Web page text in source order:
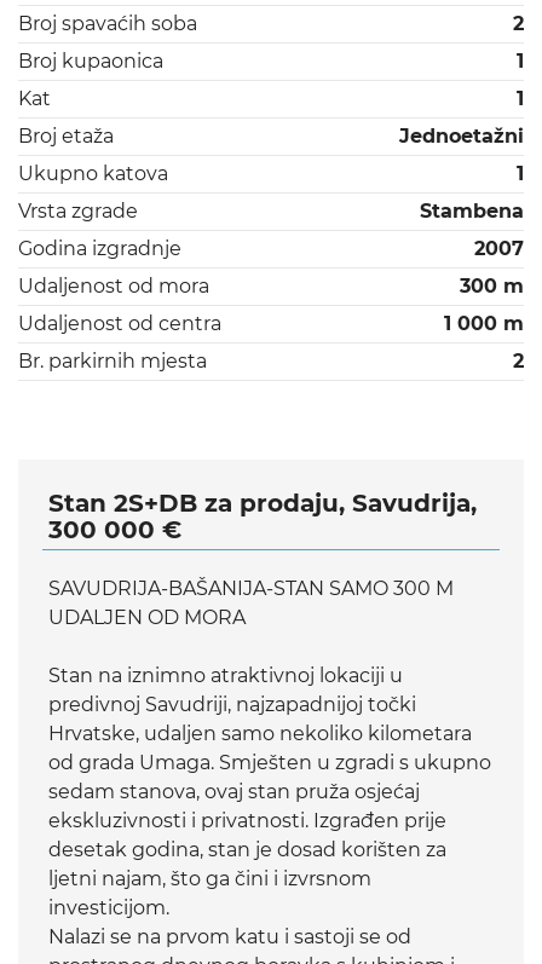
Broj spavaćih soba
2
Broj kupaonica
1
Kat
1
Broj etaža
Jednoetažni
Ukupno katova
1
Vrsta zgrade
Stambena
Godina izgradnje
2007
Udaljenost od mora
300 m
Udaljenost od centra
1 000 m
Br. parkirnih mjesta
2
Stan 2S+DB za prodaju, Savudrija,
300 000 €
SAVUDRIJA-BAŠANIJA-STAN SAMO 300 M
UDALJEN OD MORA
Stan na iznimno atraktivnoj lokaciji u
predivnoj Savudriji, najzapadnijoj točki
Hrvatske, udaljen samo nekoliko kilometara
od grada Umaga. Smješten u zgradi s ukupno
sedam stanova, ovaj stan pruža osjećaj
ekskluzivnosti i privatnosti. Izgrađen prije
desetak godina, stan je dosad korišten za
ljetni najam, što ga čini i izvrsnom
investicijom.
Nalazi se na prvom katu i sastoji se od